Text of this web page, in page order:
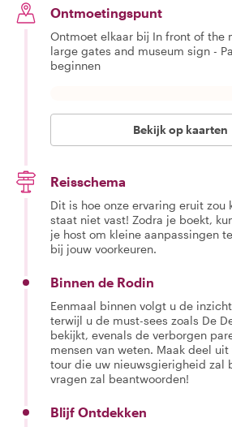
Ontmoetingspunt
Ontmoet elkaar bij In front of the
large gates and museum sign -
beginnen
Bekijk op kaarten
Reisschema
Dit is hoe onze ervaring eruit zou
staat niet vast! Zodra je boekt,
je host om kleine aanpassingen
bij jouw voorkeuren.
Binnen de Rodin
Eenmaal binnen volgt u de
terwijl u de must-sees zoals De
bekijkt, evenals de verborgen
mensen van weten. Maak deel
tour die uw nieuwsgierigheid zal
vragen zal beantwoorden!
Blijf Ontdekken